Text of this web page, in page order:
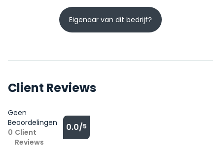
Eigenaar van dit bedrijf?
Client Reviews
Geen
Beoordelingen
0 Client
Reviews
0.0/5